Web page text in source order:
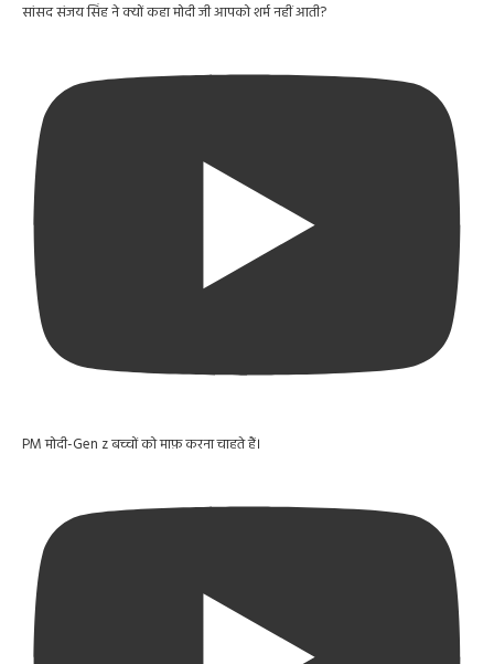
सांसद संजय सिंह ने क्यों कहा मोदी जी आपको शर्म नहीं आती?
PM मोदी-Gen z बच्चों को माफ़ करना चाहते हैं।